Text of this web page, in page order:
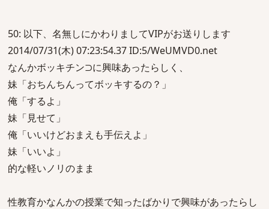
50: 以下、名無しにかわりましてVIPがお送りします
2014/07/31(木) 07:23:54.37 ID:5/WeUMVD0.net
なんかボッキチン⊃に興味あったらしく、
妹「おちんちんってボッキするの？」
俺「するよ」
妹「見せて」
俺「いいけどおまえも手伝えよ」
妹「いいよ」
的な軽いノリのまま
性教育かなんかの授業で知ったばかりで興味があったらし